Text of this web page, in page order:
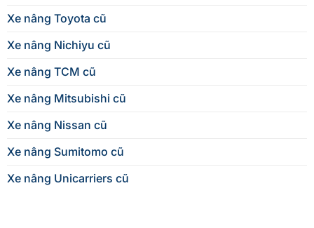
Xe nâng Toyota cũ
Xe nâng Nichiyu cũ
Xe nâng TCM cũ
Xe nâng Mitsubishi cũ
Xe nâng Nissan cũ
Xe nâng Sumitomo cũ
Xe nâng Unicarriers cũ